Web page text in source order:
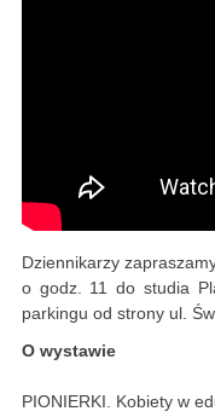
Dziennikarzy
o godz. 11 do studia
parkingu od strony ul.
O wystawie
PIONIERKI. Kobiety w